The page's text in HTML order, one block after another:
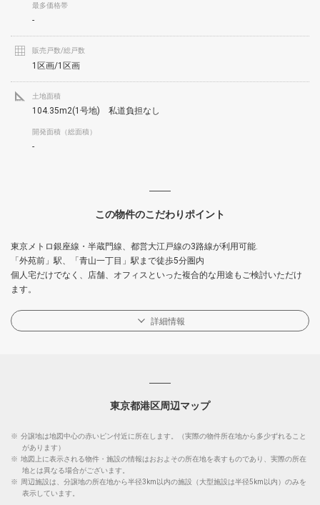
最多価格帯
-
販売戸数/総戸数
1区画/1区画
土地面積
104.35m2(1号地) 私道負担なし
開発面積（総面積）
-
この物件のこだわりポイント
東京メトロ銀座線・半蔵門線、都営大江戸線の3路線が利用可能.
「外苑前」駅、「青山一丁目」駅まで徒歩5分圏内
個人宅だけでなく、店舗、オフィスといった複合的な用途もご検討いただけ
ます。
詳細情報
東京都港区周辺マップ
※ 分譲地は地図中心の赤いピン付近に所在します。（実際の物件所在地から多少ずれること
があります）
※ 地図上に表示される物件・施設の情報はおおよその所在地を表すものであり、実際の所在
地とは異なる場合がございます。
※ 周辺施設は、分譲地の所在地から半径3km以内の施設（大型施設は半径5km以内）のみを
表示しています。